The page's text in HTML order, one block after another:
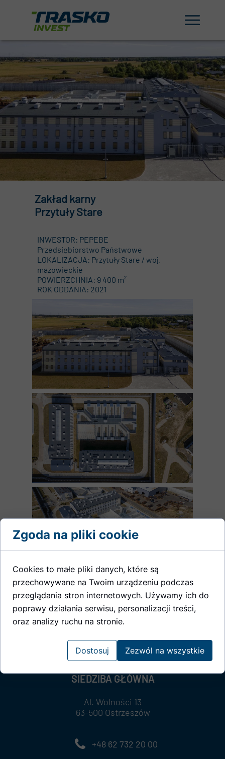
Zakład karny
Przytuły Stare
INWESTOR: PEPEBE
Przedsiębiorstwo Państwowe
LOKALIZACJA: Przytuły Stare / woj.
mazowieckie
POWIERZCHNIA: 9 400 m²
ROK ODDANIA: 2021
SIEDZIBA GŁÓWNA
Al. Wolności 13
63-500 Ostrzeszów
+48 62 732 20 00
Zgoda na pliki cookie
Cookies to małe pliki danych, które są
przechowywane na Twoim urządzeniu podczas
przeglądania stron internetowych. Używamy ich do
poprawy działania serwisu, personalizacji treści,
oraz analizy ruchu na stronie.
Dostosuj Zezwól na wszystkie